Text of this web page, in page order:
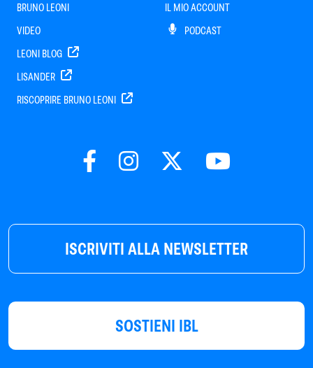
ISCRIVITI ALLA NEWSLETTER
SOSTIENI IBL
BRUNO LEONI
VIDEO
LEONI BLOG
LISANDER
RISCOPRIRE BRUNO LEONI
IL MIO ACCOUNT
PODCAST